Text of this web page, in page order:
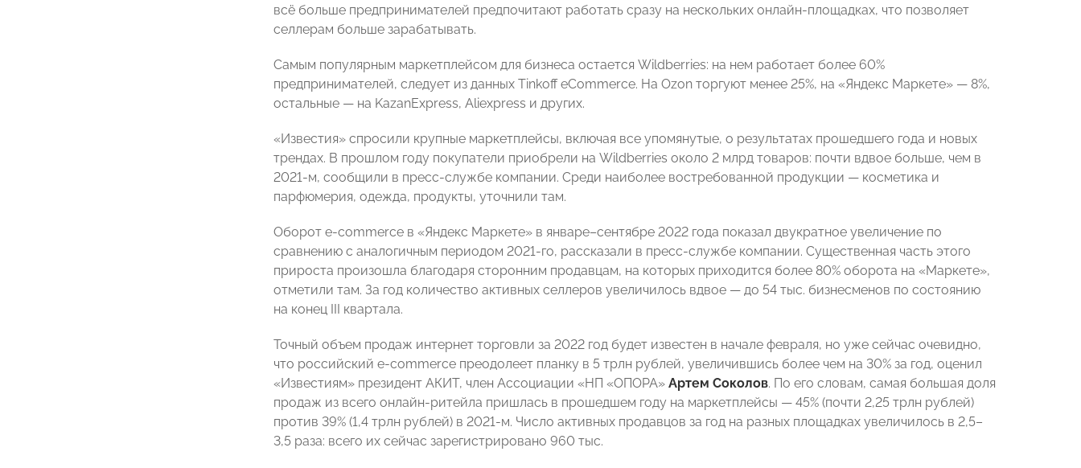
всё больше предпринимателей предпочитают работать сразу на нескольких онлайн-площадках, что позволяет
селлерам больше зарабатывать.
Самым популярным маркетплейсом для бизнеса остается Wildberries: на нем работает более 60%
предпринимателей, следует из данных Tinkoff eCommerce. На Ozon торгуют менее 25%, на «Яндекс Маркете» — 8%,
остальные — на KazanExpress, Aliexpress и других.
«Известия» спросили крупные маркетплейсы, включая все упомянутые, о результатах прошедшего года и новых
трендах. В прошлом году покупатели приобрели на Wildberries около 2 млрд товаров: почти вдвое больше, чем в
2021-м, сообщили в пресс-службе компании. Среди наиболее востребованной продукции — косметика и
парфюмерия, одежда, продукты, уточнили там.
Оборот e-commerce в «Яндекс Маркете» в январе–сентябре 2022 года показал двукратное увеличение по
сравнению с аналогичным периодом 2021-го, рассказали в пресс-службе компании. Существенная часть этого
прироста произошла благодаря сторонним продавцам, на которых приходится более 80% оборота на «Маркете»,
отметили там. За год количество активных селлеров увеличилось вдвое — до 54 тыс. бизнесменов по состоянию
на конец III квартала.
Точный объем продаж интернет торговли за 2022 год будет известен в начале февраля, но уже сейчас очевидно,
что российский e-commerce преодолеет планку в 5 трлн рублей, увеличившись более чем на 30% за год, оценил
«Известиям» президент АКИТ, член Ассоциации «НП «ОПОРА» Артем Соколов. По его словам, самая большая доля
продаж из всего онлайн-ритейла пришлась в прошедшем году на маркетплейсы — 45% (почти 2,25 трлн рублей)
против 39% (1,4 трлн рублей) в 2021-м. Число активных продавцов за год на разных площадках увеличилось в 2,5–
3,5 раза: всего их сейчас зарегистрировано 960 тыс.